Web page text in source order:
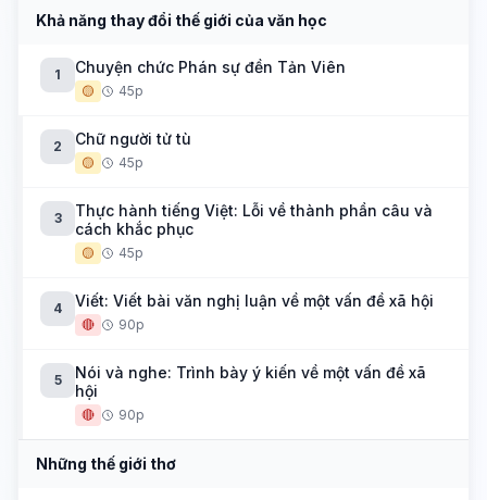
Khả năng thay đổi thế giới của văn học
1 Chuyện chức Phán sự đền Tản Viên
🟡 45p
2 Chữ người tử tù
🟡 45p
3
Thực hành tiếng Việt: Lỗi về thành phần câu và
cách khắc phục
🟡 45p
4 Viết: Viết bài văn nghị luận về một vấn đề xã hội
🔴 90p
5
Nói và nghe: Trình bày ý kiến về một vấn đề xã
hội
🔴 90p
Những thế giới thơ